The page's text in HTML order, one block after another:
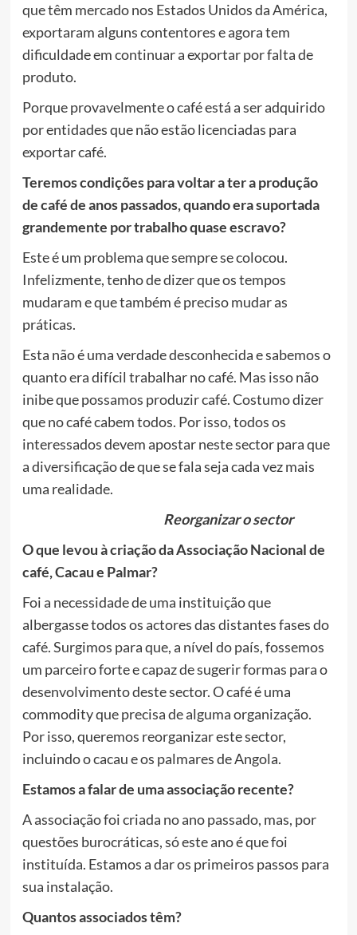
que têm mercado nos Estados Unidos da América,
exportaram alguns contentores e agora tem
dificuldade em continuar a exportar por falta de
produto.
Porque provavelmente o café está a ser adquirido
por entidades que não estão licenciadas para
exportar café.
Teremos condições para voltar a ter a produção
de café de anos passados, quando era suportada
grandemente por trabalho quase escravo?
Este é um problema que sempre se colocou.
Infelizmente, tenho de dizer que os tempos
mudaram e que também é preciso mudar as
práticas.
Esta não é uma verdade desconhecida e sabemos o
quanto era difícil trabalhar no café. Mas isso não
inibe que possamos produzir café. Costumo dizer
que no café cabem todos. Por isso, todos os
interessados devem apostar neste sector para que
a diversificação de que se fala seja cada vez mais
uma realidade.
Reorganizar o sector
O que levou à criação da Associação Nacional de
café, Cacau e Palmar?
Foi a necessidade de uma instituição que
albergasse todos os actores das distantes fases do
café. Surgimos para que, a nível do país, fossemos
um parceiro forte e capaz de sugerir formas para o
desenvolvimento deste sector. O café é uma
commodity que precisa de alguma organização.
Por isso, queremos reorganizar este sector,
incluindo o cacau e os palmares de Angola.
Estamos a falar de uma associação recente?
A associação foi criada no ano passado, mas, por
questões burocráticas, só este ano é que foi
instituída. Estamos a dar os primeiros passos para
sua instalação.
Quantos associados têm?